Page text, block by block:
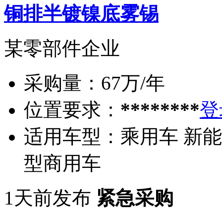
铜排半镀镍底雾锡
某零部件企业
采购量： 67万/年
位置要求： ********
适用车型： 乘用车 新
型商用车
1天前发布 紧急采购